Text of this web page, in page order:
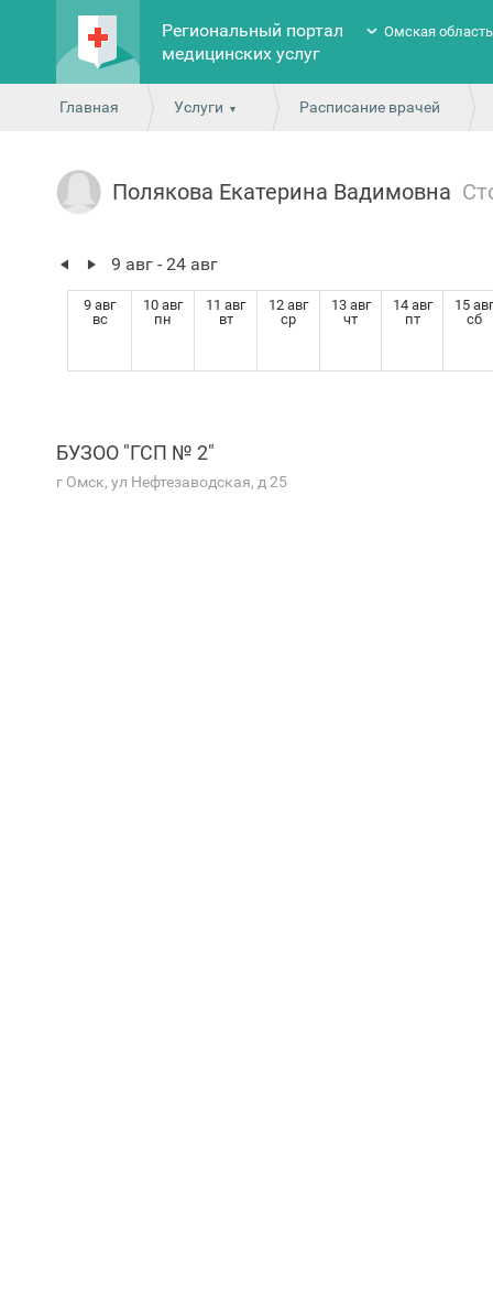
Региональный портал
медицинских услуг
Омская область
Главная Услуги Расписание врачей
Полякова Екатерина Вадимовна
9 авг - 24 авг
9 авг
вс
10 авг
пн
11 авг
вт
12 авг
ср
13 авг
чт
14 авг
пт
15 авг
сб
БУЗОО "ГСП № 2"
г Омск, ул Нефтезаводская, д 25